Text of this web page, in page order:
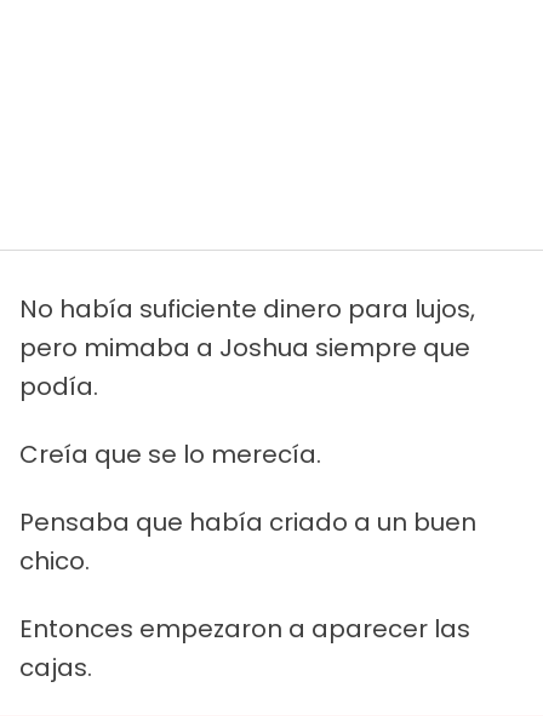
No había suficiente dinero para lujos,
pero mimaba a Joshua siempre que
podía.
Creía que se lo merecía.
Pensaba que había criado a un buen
chico.
Entonces empezaron a aparecer las
cajas.